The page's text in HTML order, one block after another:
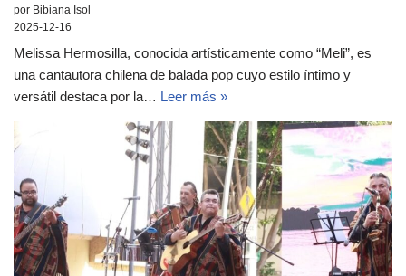
por Bibiana Isol
2025-12-16
Melissa Hermosilla, conocida artísticamente como “Meli”, es
una cantautora chilena de balada pop cuyo estilo íntimo y
versátil destaca por la… Leer más »